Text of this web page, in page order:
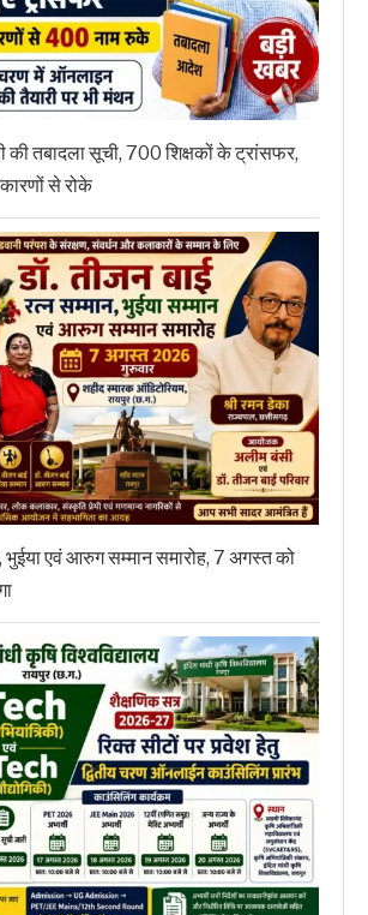
की तबादला सूची, 700 शिक्षकों के ट्रांसफर,
से रोके
भुईया एवं आरुग सम्मान समारोह, 7 अगस्त को